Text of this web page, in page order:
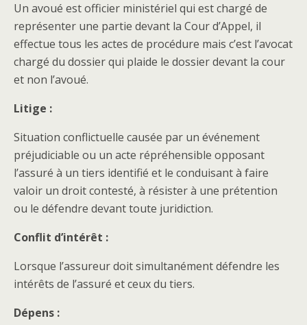
Un avoué est officier ministériel qui est chargé de
représenter une partie devant la Cour d’Appel, il
effectue tous les actes de procédure mais c’est l’avocat
chargé du dossier qui plaide le dossier devant la cour
et non l’avoué.
Litige :
Situation conflictuelle causée par un événement
préjudiciable ou un acte répréhensible opposant
l’assuré à un tiers identifié et le conduisant à faire
valoir un droit contesté, à résister à une prétention
ou le défendre devant toute juridiction.
Conflit d’intérêt :
Lorsque l’assureur doit simultanément défendre les
intérêts de l’assuré et ceux du tiers.
Dépens :